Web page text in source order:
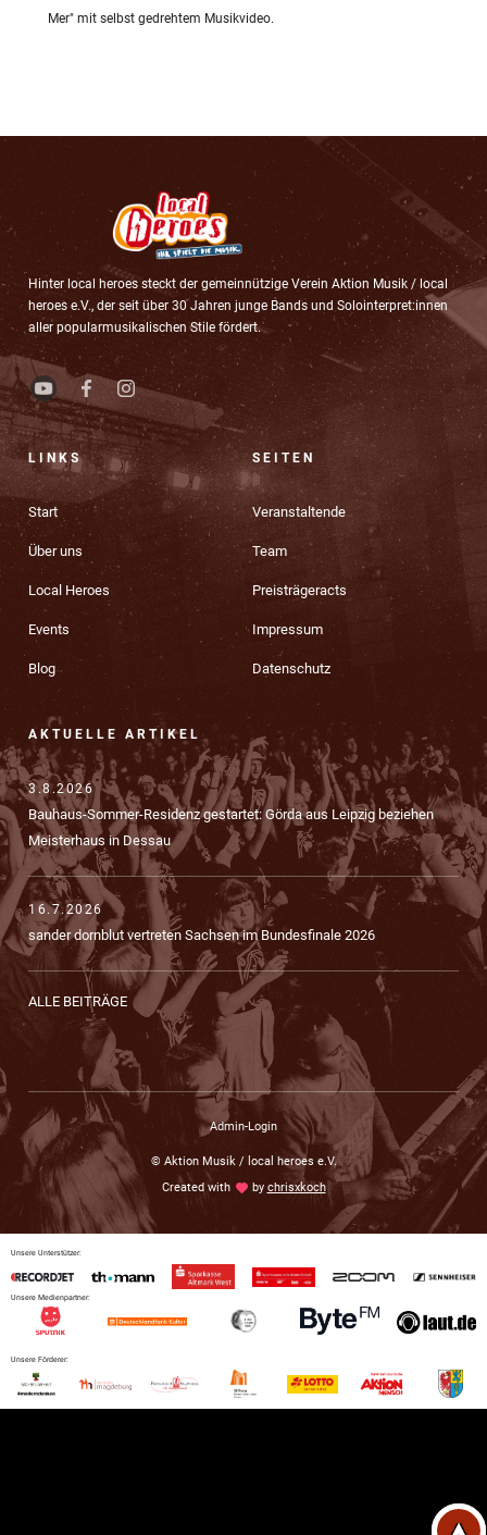
Mer" mit selbst gedrehtem Musikvideo.
Hinter local heroes steckt der gemeinnützige Verein Aktion Musik / local
heroes e.V., der seit über 30 Jahren junge Bands und Solointerpret:innen
aller popularmusikalischen Stile fördert.
LINKS
Start
Über uns
Local Heroes
Events
Blog
SEITEN
Veranstaltende
Team
Preisträgeracts
Impressum
Datenschutz
AKTUELLE ARTIKEL
3.8.2026
Bauhaus-Sommer-Residenz gestartet: Görda aus Leipzig beziehen
Meisterhaus in Dessau
16.7.2026
sander dornblut vertreten Sachsen im Bundesfinale 2026
ALLE BEITRÄGE
Admin-Login
© Aktion Musik / local heroes e.V.
Created withlove by chrisxkoch
Unsere Unterstützer:
Unsere Medienpartner:
Unsere Förderer: